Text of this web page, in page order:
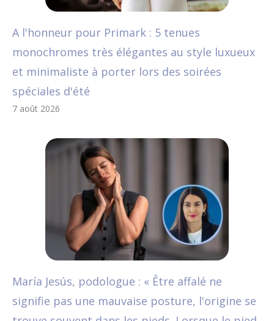
A l'honneur pour Primark : 5 tenues
monochromes très élégantes au style luxueux
et minimaliste à porter lors des soirées
spéciales d'été
7 août 2026
María Jesús, podologue : « Être affalé ne
signifie pas une mauvaise posture, l'origine se